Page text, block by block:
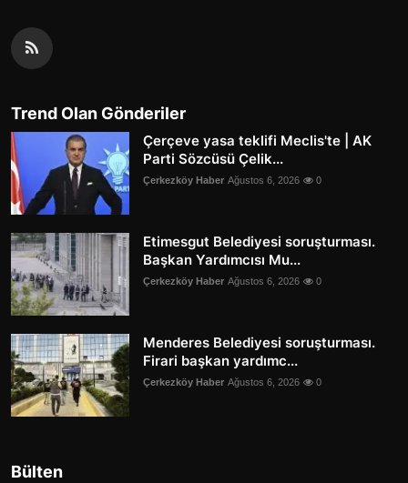
Trend Olan Gönderiler
Çerçeve yasa teklifi Meclis'te | AK
Parti Sözcüsü Çelik...
Çerkezköy Haber Ağustos 6, 2026 0
Etimesgut Belediyesi soruşturması.
Başkan Yardımcısı Mu...
Çerkezköy Haber Ağustos 6, 2026 0
Menderes Belediyesi soruşturması.
Firari başkan yardımc...
Çerkezköy Haber Ağustos 6, 2026 0
Bülten